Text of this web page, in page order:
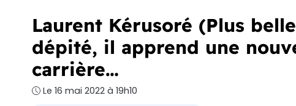
Laurent Kérusoré (Plus
dépité, il apprend une
carrière…
Le 16 mai 2022 à 19h10